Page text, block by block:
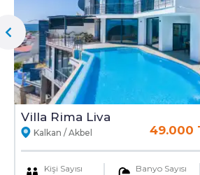
Mama Sandalyesi
Villa Rima Liva
Kalkan / Akbel 49.000
Kişi Sayısı Banyo Sayısı